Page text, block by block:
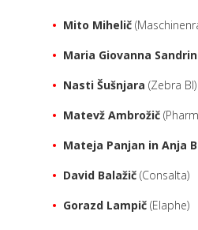
Mito Mihelič
Maria Giovanna
Nasti Šušnjara (Zebra BI)
Matevž Ambrožič
Mateja Panjan in Anja
David Balažič (Consalta)
Gorazd Lampič (Elaphe)